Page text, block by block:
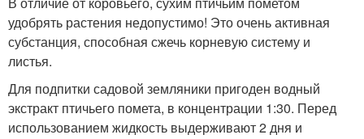
удобрять растения недопустимо! Это очень активная
субстанция, способная сжечь корневую систему и
листья.
Для подпитки садовой земляники пригоден водный
экстракт птичьего помета, в концентрации 1:30. Перед
использованием жидкость выдерживают 2 дня и